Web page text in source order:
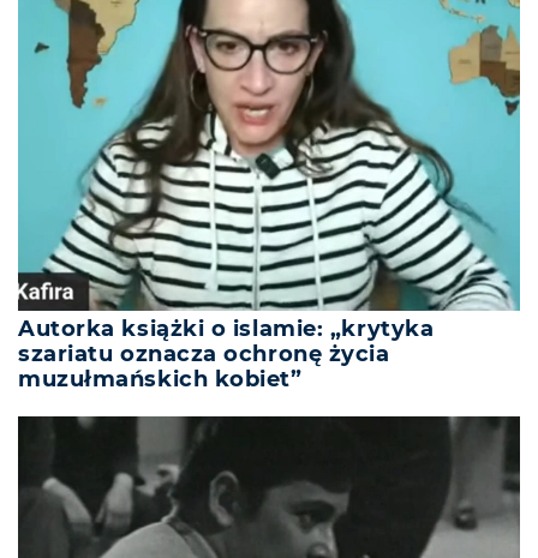
Autorka książki o islamie: „krytyka
szariatu oznacza ochronę życia
muzułmańskich kobiet”